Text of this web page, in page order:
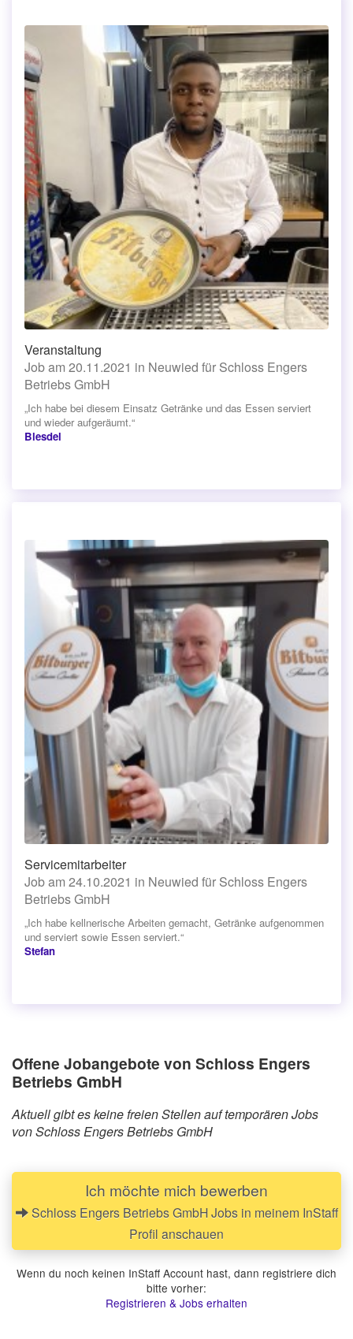
Veranstaltung
Job am 20.11.2021 in Neuwied für Schloss Engers
Betriebs GmbH
„Ich habe bei diesem Einsatz Getränke und das Essen serviert
und wieder aufgeräumt.“
Blesdel
Servicemitarbeiter
Job am 24.10.2021 in Neuwied für Schloss Engers
Betriebs GmbH
„Ich habe kellnerische Arbeiten gemacht, Getränke aufgenommen
und serviert sowie Essen serviert.“
Stefan
Offene Jobangebote von Schloss Engers
Betriebs GmbH
Aktuell gibt es keine freien Stellen auf temporären Jobs
von Schloss Engers Betriebs GmbH
Ich möchte mich bewerben
Schloss Engers Betriebs GmbH Jobs in meinem InStaff
Profil anschauen
Wenn du noch keinen InStaff Account hast, dann registriere dich
bitte vorher:
Registrieren & Jobs erhalten